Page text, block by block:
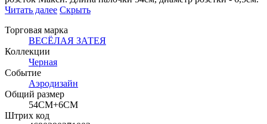
Читать далее Скрыть
Торговая марка
ВЕСЁЛАЯ ЗАТЕЯ
Коллекции
Черная
Событие
Аэродизайн
Общий размер
54СМ+6СМ
Штрих код